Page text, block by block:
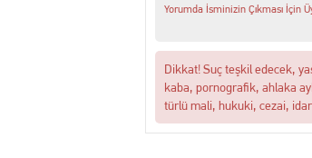
Yorumda İsminizin Çıkması İçin
Dikkat! Suç teşkil edecek,
kaba, pornografik, ahlaka
türlü mali, hukuki, cezai,